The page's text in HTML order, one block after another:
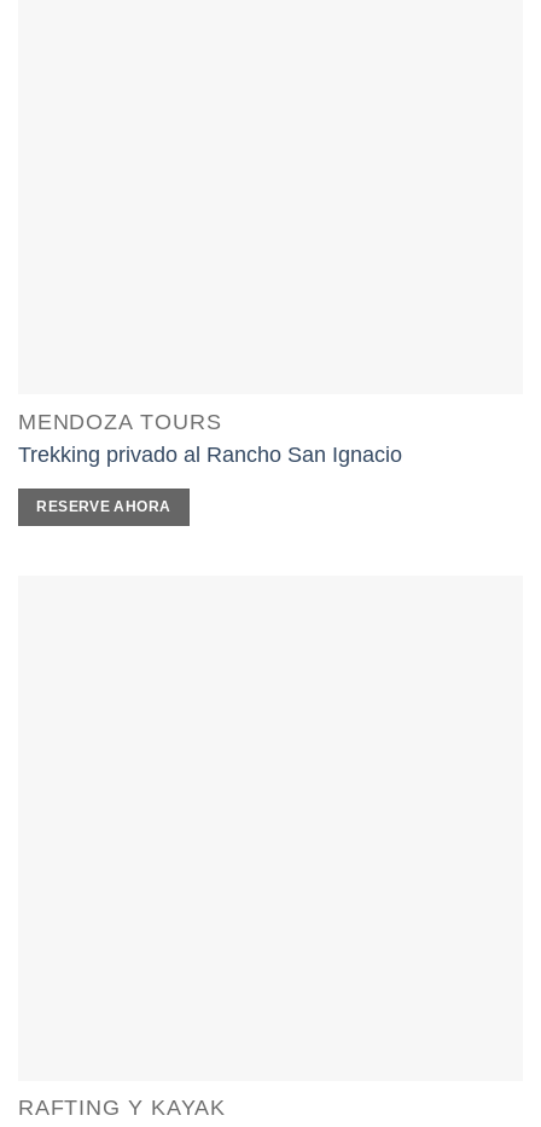
MENDOZA TOURS
Trekking privado al Rancho San Ignacio
RESERVE AHORA
RAFTING Y KAYAK